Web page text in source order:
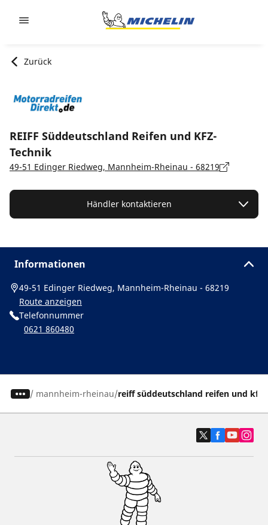
Zurück
REIFF Süddeutschland Reifen und KFZ-
Technik
49-51 Edinger Riedweg, Mannheim-Rheinau - 68219
Händler kontaktieren
Informationen
49-51 Edinger Riedweg, Mannheim-Rheinau - 68219
Route anzeigen
Telefonnummer
0621 860480
/ mannheim-rheinau reiff süddeutschland reifen und